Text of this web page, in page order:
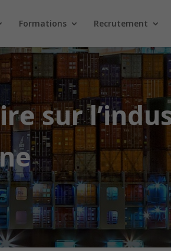
Formations Recrutement
sur